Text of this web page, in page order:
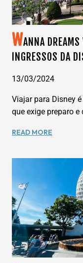
WANNA DREAMS
INGRESSOS DA
13/03/2024
Viajar para Disney
que exige preparo e
READ MORE
DA
DISNEY